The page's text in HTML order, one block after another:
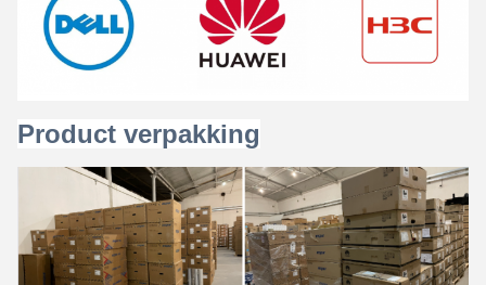
Product verpakking